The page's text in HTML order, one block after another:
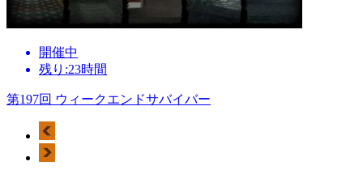
開催中
残り:23時間
第197回 ウィークエンドサバイバー